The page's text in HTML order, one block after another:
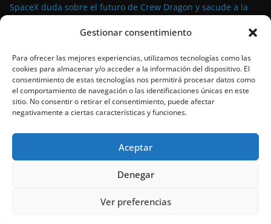
Gestionar consentimiento
Para ofrecer las mejores experiencias, utilizamos tecnologías como las
cookies para almacenar y/o acceder a la información del dispositivo. El
consentimiento de estas tecnologías nos permitirá procesar datos como
el comportamiento de navegación o las identificaciones únicas en este
sitio. No consentir o retirar el consentimiento, puede afectar
negativamente a ciertas características y funciones.
Aceptar
Denegar
Ver preferencias
SpaceX duda sobre el futuro de Crew Dragon y sacude a la
La demanda militar impulsa el auge de la propulsión
avanzada para satélites de pequeño tamaño
El propulsor Rubicon Velox 5N: tecnología de vanguardia para
satélites pequeños lista para el espacio
SpaceX bate su propio récord con el 90º lanzamiento de
Falcon 9 en 2024
Space39a